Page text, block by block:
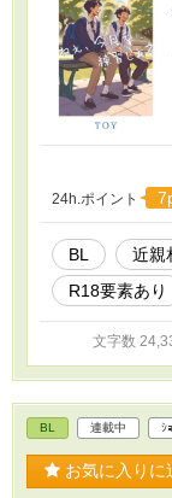
24h.ポイント
BL 近親
R18要素あり
文字数
BL 連載中 ｼ
お気に入りに